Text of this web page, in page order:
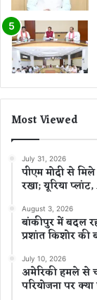
Most Viewed
July 31, 2026
पीएम मोदी से
रखा; यूरिया
August 3, 2026
बांकीपुर में बदल
प्रशांत किशोर
July 10, 2026
अमेरिकी हमले से
परियोजना पर